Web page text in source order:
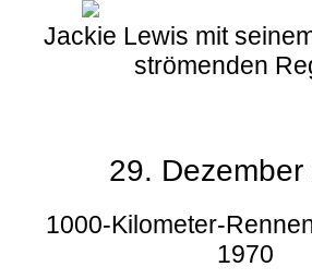
Jackie Lewis mit
strömenden
29. Dezember
1000-Kilometer-
1970